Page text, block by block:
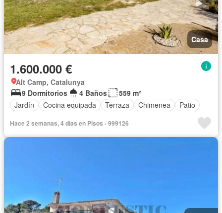
Casa
1.600.000 €
Alt Camp, Catalunya
9 Dormitorios
4 Baños
559 m²
Jardín
Cocina equipada Terraza Chimenea Patio
Hace 2 semanas, 4 días en Pisos - 999126